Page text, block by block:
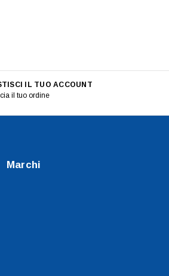
IL TUO ACCOUNT
il tuo ordine
Marchi